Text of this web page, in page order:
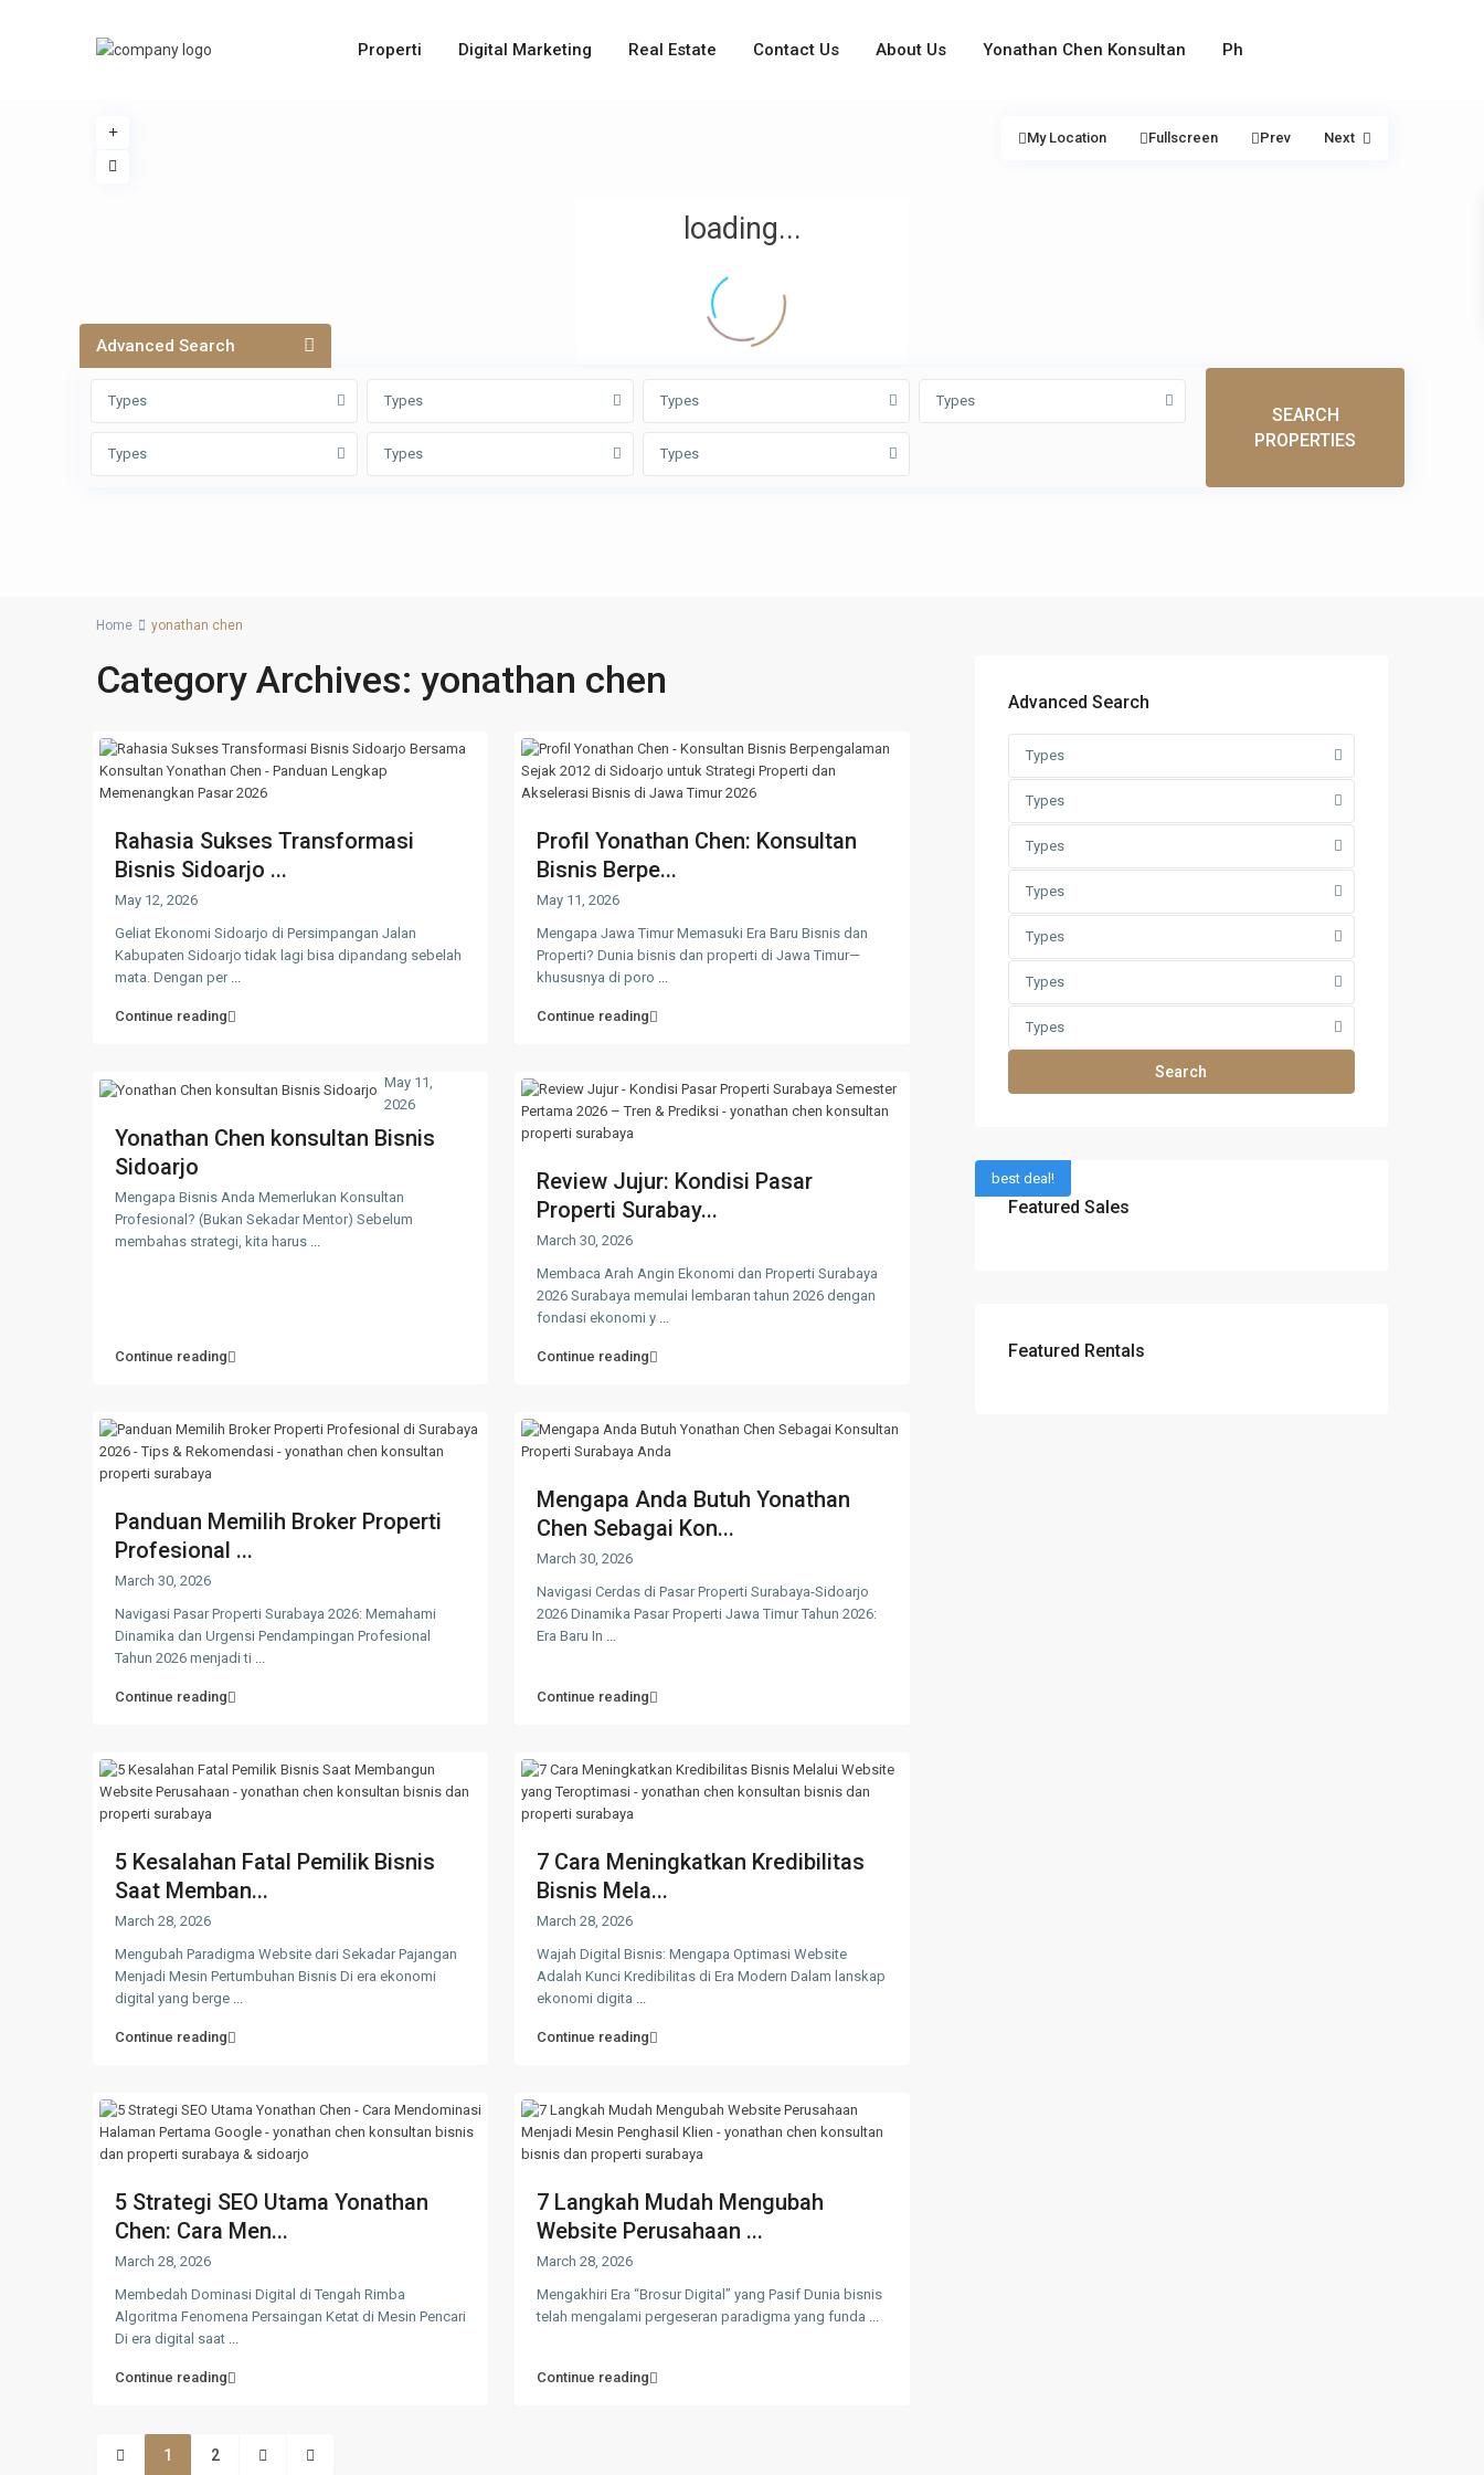
Properti Digital Marketing Real Estate Contact Us About Us Yonathan Chen Konsultan Ph
loading...
My Location Fullscreen Prev Next
Advanced Search
Types Types Types Types
Types Types Types
SEARCH
PROPERTIES
Home yonathan chen
Category Archives: yonathan chen
Rahasia Sukses Transformasi
Bisnis Sidoarjo ...
May 12, 2026
Geliat Ekonomi Sidoarjo di Persimpangan Jalan
Kabupaten Sidoarjo tidak lagi bisa dipandang sebelah
mata. Dengan per ...
Continue reading
Profil Yonathan Chen: Konsultan
Bisnis Berpe...
May 11, 2026
Mengapa Jawa Timur Memasuki Era Baru Bisnis dan
Properti? Dunia bisnis dan properti di Jawa Timur—
khususnya di poro ...
Continue reading
Yonathan Chen konsultan Bisnis
Sidoarjo
May 11,
2026
Mengapa Bisnis Anda Memerlukan Konsultan
Profesional? (Bukan Sekadar Mentor) Sebelum
membahas strategi, kita harus
Continue reading
Review Jujur: Kondisi Pasar
Properti Surabay...
March 30, 2026
Membaca Arah Angin Ekonomi dan Properti Surabaya
2026 Surabaya memulai lembaran tahun 2026 dengan
fondasi ekonomi y ...
Continue reading
Panduan Memilih Broker Properti
Profesional ...
March 30, 2026
Navigasi Pasar Properti Surabaya 2026: Memahami
Dinamika dan Urgensi Pendampingan Profesional
Tahun 2026 menjadi ti ...
Continue reading
Mengapa Anda Butuh Yonathan
Chen Sebagai Kon...
March 30, 2026
Navigasi Cerdas di Pasar Properti Surabaya-Sidoarjo
2026 Dinamika Pasar Properti Jawa Timur Tahun 2026:
Era Baru In ...
Continue reading
5 Kesalahan Fatal Pemilik Bisnis
Saat Memban...
March 28, 2026
Mengubah Paradigma Website dari Sekadar Pajangan
Menjadi Mesin Pertumbuhan Bisnis Di era ekonomi
digital yang berge ...
Continue reading
7 Cara Meningkatkan Kredibilitas
Bisnis Mela...
March 28, 2026
Wajah Digital Bisnis: Mengapa Optimasi Website
Adalah Kunci Kredibilitas di Era Modern Dalam lanskap
ekonomi digita ...
Continue reading
5 Strategi SEO Utama Yonathan
Chen: Cara Men...
March 28, 2026
Membedah Dominasi Digital di Tengah Rimba
Algoritma Fenomena Persaingan Ketat di Mesin Pencari
Di era digital saat ...
Continue reading
7 Langkah Mudah Mengubah
Website Perusahaan ...
March 28, 2026
Mengakhiri Era “Brosur Digital” yang Pasif Dunia bisnis
telah mengalami pergeseran paradigma yang funda ...
Continue reading
1 2
Advanced Search
Types
Types
Types
Types
Types
Types
Types
Search
best deal!
Featured Sales
Featured Rentals